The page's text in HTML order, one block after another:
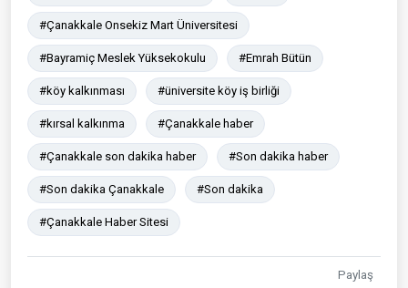
#Çanakkale Onsekiz Mart Üniversitesi
#Bayramiç Meslek Yüksekokulu #Emrah Bütün
#köy kalkınması #üniversite köy iş birliği
#kırsal kalkınma #Çanakkale haber
#Çanakkale son dakika haber #Son dakika haber
#Son dakika Çanakkale #Son dakika
#Çanakkale Haber Sitesi
Paylaş